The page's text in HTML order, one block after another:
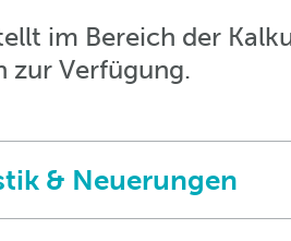
im Bereich der
zur Verfügung.
& Neuerungen